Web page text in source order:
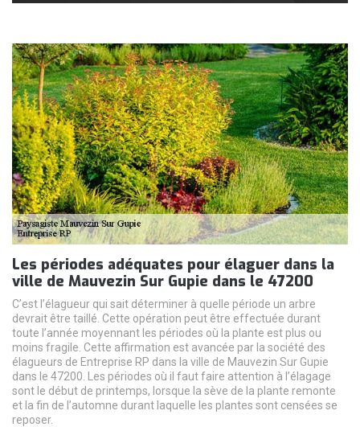
Les périodes adéquates pour élaguer dans la
ville de Mauvezin Sur Gupie dans le 47200
C’est l’élagueur qui sait déterminer à quelle période un arbre
devrait être taillé. Cette opération peut être effectuée durant
toute l’année moyennant les périodes où la plante est plus ou
moins fragile. Cette affirmation est avancée par la société des
élagueurs de Entreprise RP dans la ville de Mauvezin Sur Gupie
dans le 47200. Les périodes où il faut faire attention à l’élagage
sont le début de printemps, lorsque la sève de la plante remonte
et la fin de l’automne durant laquelle les plantes sont censées se
reposer.